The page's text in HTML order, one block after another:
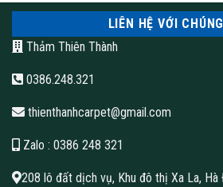
LIÊN HỆ VỚI
Thảm Thiên Thành
0386.248.321
thienthanhcarpet@gmail.com
Zalo : 0386 248 321
208 lô đất dịch vụ, Khu đô thị Xa La, Hà